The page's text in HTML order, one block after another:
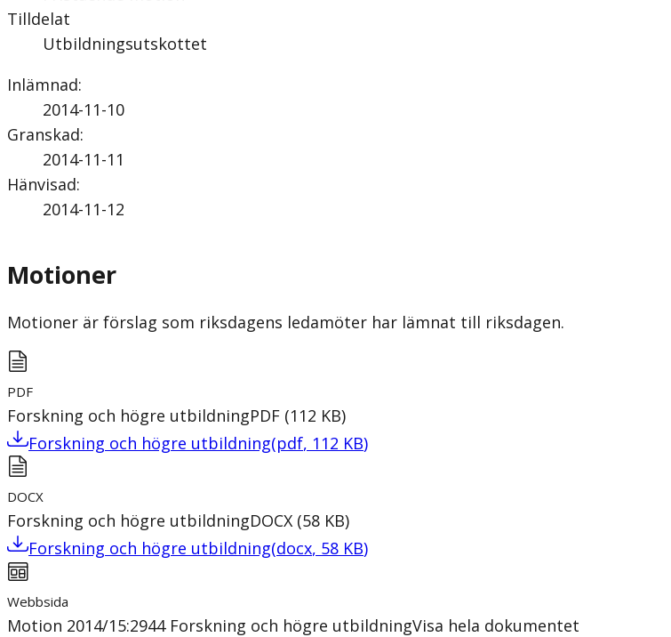
Tilldelat
Utbildningsutskottet
Inlämnad:
2014-11-10
Granskad:
2014-11-11
Hänvisad:
2014-11-12
Motioner
Motioner är förslag som riksdagens ledamöter har lämnat till riksdagen.
PDF
Forskning och högre utbildningPDF (112 KB)
Forskning och högre utbildning(pdf, 112 KB)
DOCX
Forskning och högre utbildningDOCX (58 KB)
Forskning och högre utbildning(docx, 58 KB)
Webbsida
Motion 2014/15:2944 Forskning och högre utbildningVisa hela dokumentet